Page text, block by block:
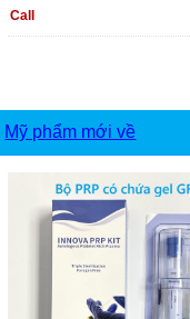
Call
Mỹ phẩm mới về